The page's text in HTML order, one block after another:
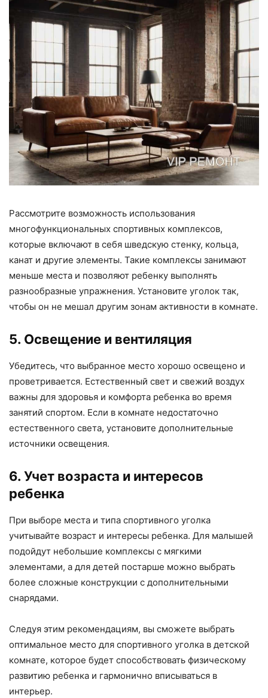
Рассмотрите возможность использования
многофункциональных спортивных комплексов,
которые включают в себя шведскую стенку, кольца,
канат и другие элементы. Такие комплексы занимают
меньше места и позволяют ребенку выполнять
разнообразные упражнения. Установите уголок так,
чтобы он не мешал другим зонам активности в комнате.
5. Освещение и вентиляция
Убедитесь, что выбранное место хорошо освещено и
проветривается. Естественный свет и свежий воздух
важны для здоровья и комфорта ребенка во время
занятий спортом. Если в комнате недостаточно
естественного света, установите дополнительные
источники освещения.
6. Учет возраста и интересов
ребенка
При выборе места и типа спортивного уголка
учитывайте возраст и интересы ребенка. Для малышей
подойдут небольшие комплексы с мягкими
элементами, а для детей постарше можно выбрать
более сложные конструкции с дополнительными
снарядами.
Следуя этим рекомендациям, вы сможете выбрать
оптимальное место для спортивного уголка в детской
комнате, которое будет способствовать физическому
развитию ребенка и гармонично вписываться в
интерьер.